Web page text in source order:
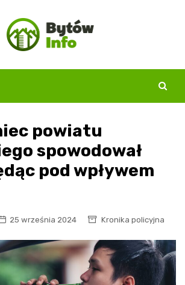
powiatu
spowodował
pod wpływem
25 września 2024 Kronika policyjna